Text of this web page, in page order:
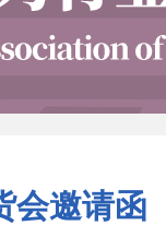
会邀请函